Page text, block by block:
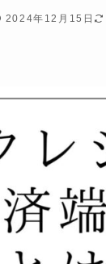
2024年12月15日